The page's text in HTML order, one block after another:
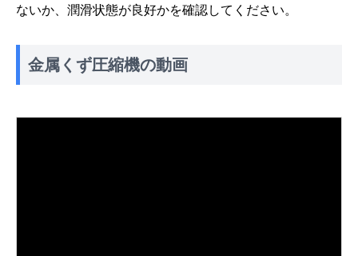
ないか、潤滑状態が良好かを確認してください。
金属くず圧縮機の動画